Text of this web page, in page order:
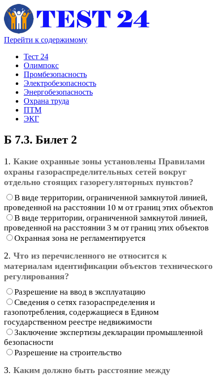
Перейти к содержимому
Тест 24
Олимпокс
Промбезопасность
Электробезопасность
Энергобезопасность
Охрана труда
ПТМ
ЭКГ
Б 7.3. Билет 2
1. Какие охранные зоны установлены Правилами
охраны газораспределительных сетей вокруг
отдельно стоящих газорегуляторных пунктов?
В виде территории, ограниченной замкнутой линией,
проведенной на расстоянии 10 м от границ этих объектов
В виде территории, ограниченной замкнутой линией,
проведенной на расстоянии 3 м от границ этих объектов
Охранная зона не регламентируется
2. Что из перечисленного не относится к
материалам идентификации объектов технического
регулирования?
Разрешение на ввод в эксплуатацию
Сведения о сетях газораспределения и
газопотребления, содержащиеся в Едином
государственном реестре недвижимости
Заключение экспертизы декларации промышленной
безопасности
Разрешение на строительство
3. Каким должно быть расстояние между